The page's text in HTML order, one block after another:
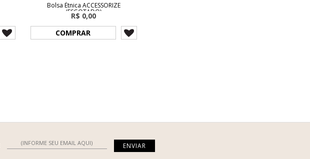
Bolsa Étnica ACCESSORIZE
(ESGOTADO)
R$ 0,00
COMPRAR